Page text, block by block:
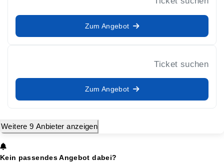
Zum Angebot
Ticket suchen
Zum Angebot
Weitere 9 Anbieter anzeigen
Kein passendes Angebot dabei?